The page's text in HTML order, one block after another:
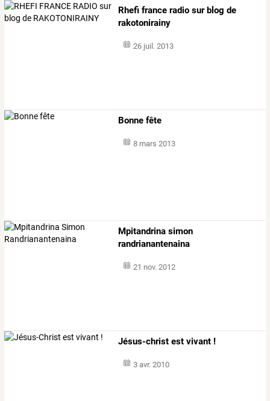
Rhefi france radio sur blog de
rakotonirainy
26 juil. 2013
Bonne fête
8 mars 2013
Mpitandrina simon
randrianantenaina
21 nov. 2012
Jésus-christ est vivant !
3 avr. 2010